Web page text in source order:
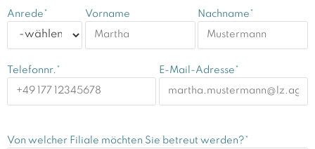
Anrede* Vorname Nachname*
Telefonnr.* E-Mail-Adresse*
Von welcher Filiale möchten Sie betreut werden?*